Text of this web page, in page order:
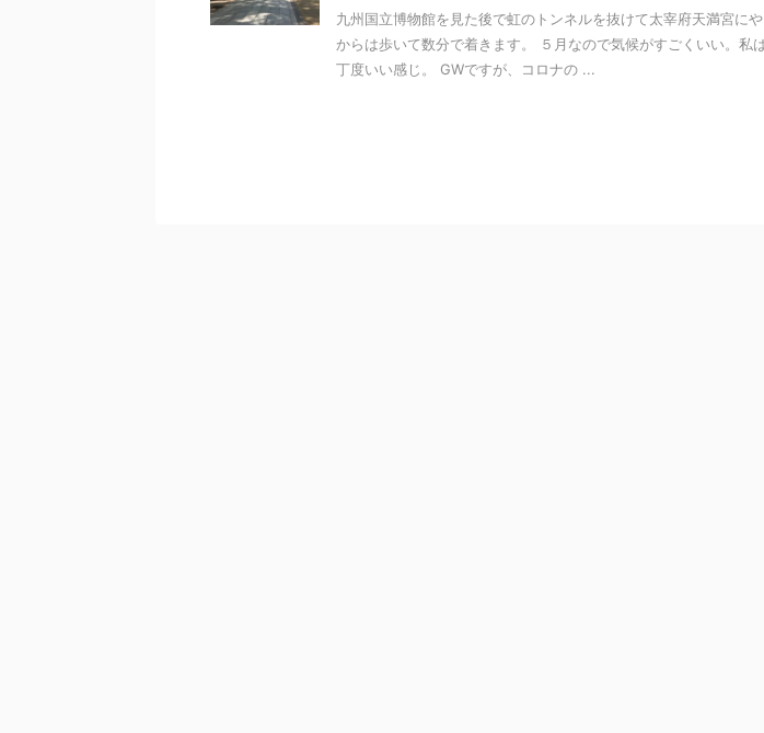
九州国立博物館を見た後で虹のトンネルを抜けて太宰府天満宮に
からは歩いて数分で着きます。 ５月なので気候がすごくいい。私
丁度いい感じ。 GWですが、コロナの ...